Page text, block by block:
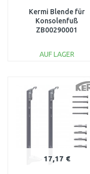
Kermi Blende für
Konsolenfuß
ZB00290001
AUF LAGER
Vergleichen
17,17 €